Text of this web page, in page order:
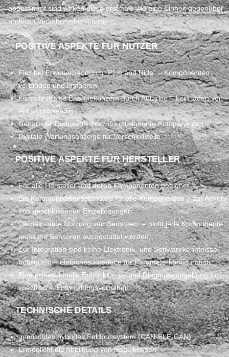
abgestimmt sind wirken diese erstmals wie eine Einheit gegenüber
anderen Verkehrsteilnehmern.
POSITIVE ASPEKTE FÜR NUTZER
Flexibel Erweiterbar durch „Plug and Ride“ – Komponenten
verbinden und losfahren
Klimaneutrales Energiekonzept durch Autarkie – kein laden von
Akkus notwendig
Neuartiger Diebstahlschutz durch signierte Komponenten
Digitale Wartungsanzeige für Verschleißteile
POSITIVE ASPEKTE FÜR HERSTELLER
Für alle Hersteller und deren Komponenten geeignet
Ein Kommunikationsstandard für alle Komponenten – zur Abkehr
von geschlossenen Einzellösungen
Gemeinsame Nutzung von Sensoren – nicht jede Komponente
muss mit Sensoren ausgestattet werden
Zur Integration sind keine Elektronik- und Softwarekenntnisse
notwendig – einfaches Interface für Parameterkonfiguration
Eine professionelle Entwicklungs- und Diagnoseumgebung für
spezifische Entwicklungsvorhaben
TECHNISCHE DETAILS
gemischtes hybrides Feldbussystem (CAN-BLE-CAN)
Ermöglicht die Abbildung von Regelkreisen